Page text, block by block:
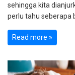
sehingga kita
perlu tahu seberapa
Read more »